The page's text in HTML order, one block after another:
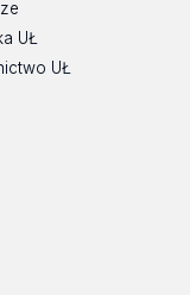
UŁ
UŁ